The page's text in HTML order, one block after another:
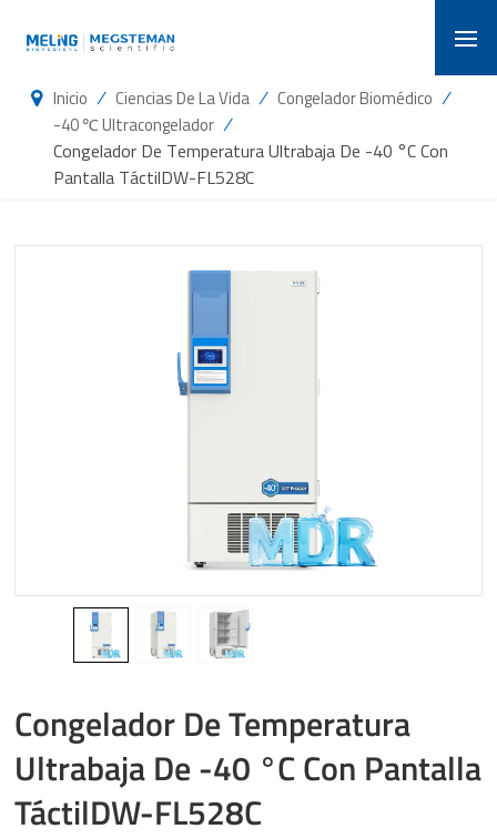
Inicio / Ciencias De La Vida / Congelador Biomédico /
-40 ℃ Ultracongelador /
Congelador De Temperatura Ultrabaja De -40 °C Con
Pantalla TáctilDW-FL528C
Congelador De Temperatura
Ultrabaja De -40 °C Con Pantalla
TáctilDW-FL528C